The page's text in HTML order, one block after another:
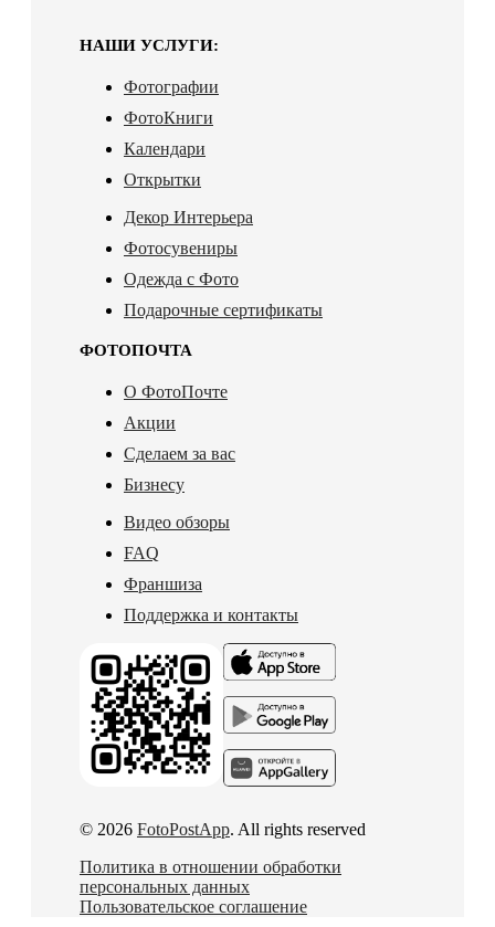
НАШИ УСЛУГИ:
Фотографии
ФотоКниги
Календари
Открытки
Декор Интерьера
Фотосувениры
Одежда с Фото
Подарочные сертификаты
ФОТОПОЧТА
О ФотоПочте
Акции
Сделаем за вас
Бизнесу
Видео обзоры
FAQ
Франшиза
Поддержка и контакты
© 2026 FotoPostApp. All rights reserved
Политика в отношении обработки
персональных данных
Пользовательское соглашение